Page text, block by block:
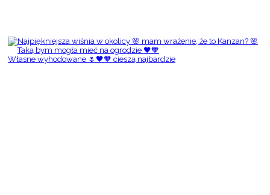
Własne wyhodowane 🌷🖤🧡 cieszą najbardzie